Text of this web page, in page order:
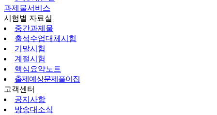
과제물서비스
시험별 자료실
중간과제물
출석수업대체시험
기말시험
계절시험
핵심요약노트
출제예상문제풀이집
고객센터
공지사항
방송대소식